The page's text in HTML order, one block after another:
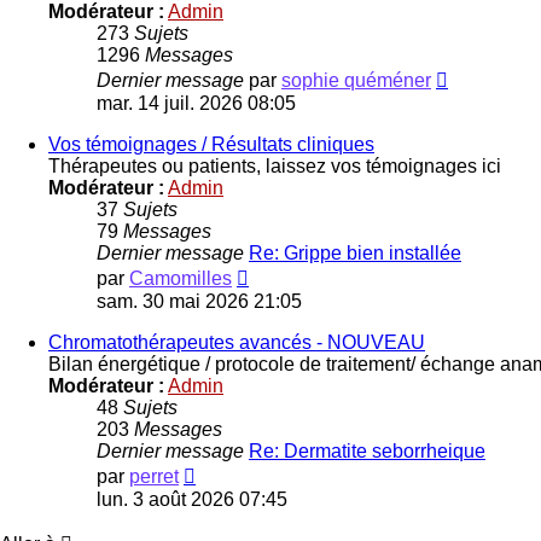
Modérateur : Admin
273 Sujets
1296 Messages
Dernier message par sophie quéméner
mar. 14 juil. 2026 08:05
Vos témoignages / Résultats cliniques
Thérapeutes ou patients, laissez vos témoignages ici
Modérateur : Admin
37 Sujets
79 Messages
Dernier message Re: Grippe bien installée
par Camomilles
le
message
sam. 30 mai 2026 21:05
Chromatothérapeutes avancés - NOUVEAU
Bilan énergétique / protocole de traitement/ échange
Modérateur : Admin
48 Sujets
203 Messages
Dernier message Re: Dermatite seborrheique
par perret
le
lun. 3 août 2026 07:45